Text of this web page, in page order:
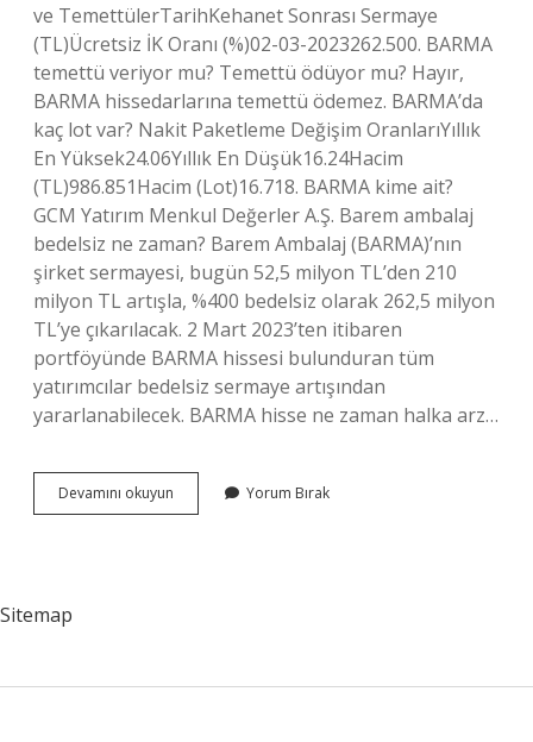
ve TemettülerTarihKehanet Sonrası Sermaye
(TL)Ücretsiz İK Oranı (%)02-03-2023262.500. BARMA
temettü veriyor mu? Temettü ödüyor mu? Hayır,
BARMA hissedarlarına temettü ödemez. BARMA’da
kaç lot var? Nakit Paketleme Değişim OranlarıYıllık
En Yüksek24.06Yıllık En Düşük16.24Hacim
(TL)986.851Hacim (Lot)16.718. BARMA kime ait?
GCM Yatırım Menkul Değerler A.Ş. Barem ambalaj
bedelsiz ne zaman? Barem Ambalaj (BARMA)’nın
şirket sermayesi, bugün 52,5 milyon TL’den 210
milyon TL artışla, %400 bedelsiz olarak 262,5 milyon
TL’ye çıkarılacak. 2 Mart 2023’ten itibaren
portföyünde BARMA hissesi bulunduran tüm
yatırımcılar bedelsiz sermaye artışından
yararlanabilecek. BARMA hisse ne zaman halka arz…
Devamını okuyun
Bölünecek
Yorum Bırak
Sitemap